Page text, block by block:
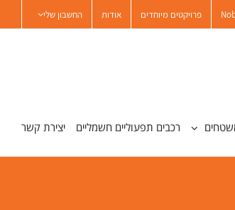
פרויקטים מיוחדים אודות החשבון שלי
רכבים תפעוליים חשמליים יצירת קשר